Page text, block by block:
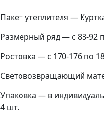
Пакет утеплителя —
Размерный ряд — с 88-92
Ростовка — с 170-176 по
Световозвращающий
Упаковка — в
4 шт.